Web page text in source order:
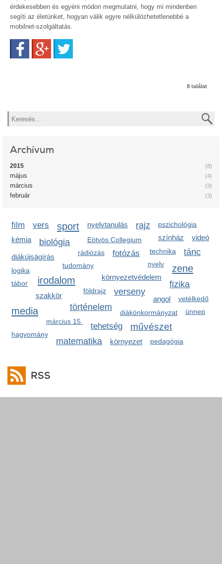
érdekesebben és egyéni módon megmutatni, hogy mi mindenben
segíti az életünket, hogyan válik egyre nélkülözhetetlenebbé a
mobilnet-szolgáltatás.
FacebookGoogle+
8 találat
Keresés
Archívum
(8)
2015
(4)
május
(3)
március
(3)
február
film vers sport nyelvtanulás rajz
Eötvös Collegium
pszichológia
színház
kémia biológia
technika
videó
tánc
rádiózás fotózás
diákújságírás
tudomány nyelv
környezetvédelem
zene
logika
irodalom fizika
földrajz verseny
tábor
szakkör angol
történelem
diákönkormányzat
media
március 15.
vetélkedő
ünnep
tehetség művészet
hagyomány
matematika környezet pedagógia
RSS